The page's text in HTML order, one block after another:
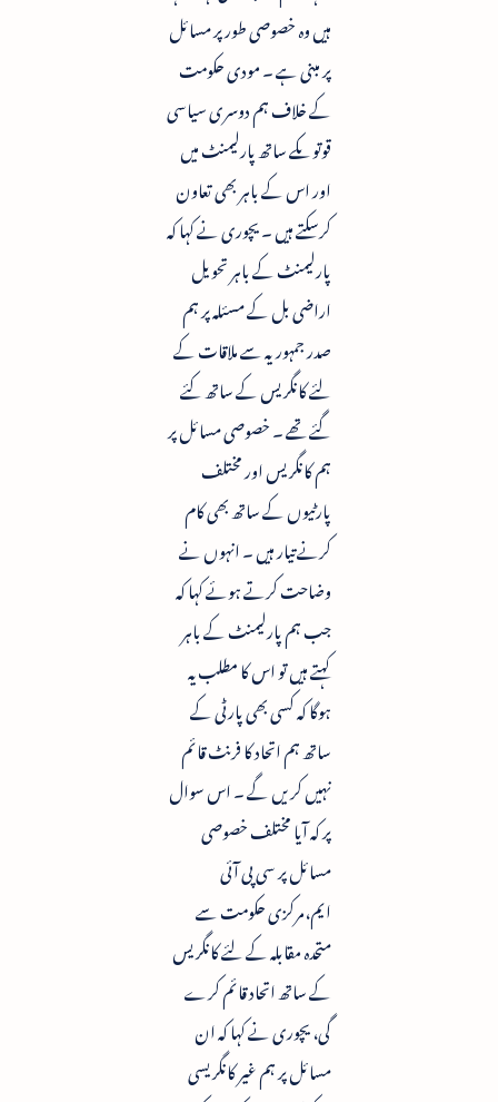
ہیں وہ خصوصی طور پر مسائل
پر مبنی ہے ۔ مودی حکومت
کے خلاف ہم دوسری سیاسی
قوتوںکے ساتھ پارلیمنٹ میں
اور اس کے باہر بھی تعاون
کرسکتے ہیں ۔ یچوری نے کہا کہ
پارلیمنٹ کے باہر تحویل
اراضی بل کے مسئلہ پر ہم
صدر جمہوریہ سے ملاقات کے
لئے کانگریس کے ساتھ کئے
گئے تھے ۔ خصوصی مسائل پر
ہم کانگریس اور مختلف
پارٹیوں کے ساتھ بھی کام
کرنے تیار ہیں ۔ انہوں نے
وضاحت کرتے ہوئے کہا کہ
جب ہم پارلیمنٹ کے باہر
کہتے ہیں تو اس کا مطلب یہ
ہوگا کہ کسی بھی پارٹی کے
ساتھ ہم اتحاد کا فرنٹ قائم
نہیں کریں گے ۔ اس سوال
پر کہ آیا مختلف خصوصی
مسائل پر سی پی آئی
ایم،مرکزی حکومت سے
متحدہ مقابلہ کے لئے کانگریس
کے ساتھ اتحاد قائم کرے
گی، یچوری نے کہا کہ ان
مسائل پر ہم غیر کانگریسی